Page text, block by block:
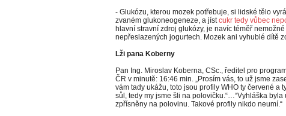
- Glukózu, kterou mozek potřebuje, si lidské tělo
zvaném glukoneogeneze, a jístcukr tedy vůbec
hlavní stravní zdroj glukózy, je navíc téměř
nepřeslazených jogurtech. Mozek ani vyhublé dítě
Lži pana Koberny
Pan Ing. Miroslav Koberna, CSc., ředitel pro
ČR v minutě: 16:46 min. „Prosím vás, to už jsme
vám tady ukážu, toto jsou profily WHO ty červené a
sůl, tedy my jsme šli na polovičku.“…“Vyhláška
zpřísněny na polovinu. Takové profily nikdo neumí.“